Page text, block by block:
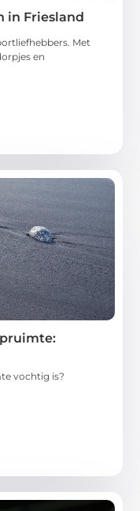
in Friesland
Met
en
vochtig is?